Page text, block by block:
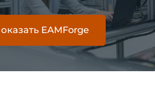
EAMForge